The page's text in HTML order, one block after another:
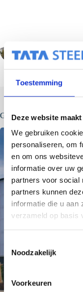
Toestemming
Deze website
We gebruiken
personaliseren, om
en om ons
informatie over uw
partners voor social
partners kunnen
informatie die u aan
verzameld op basis
o
t
Noodzakelijk
Voorkeuren
VORIGE
Gerelateerde berichten